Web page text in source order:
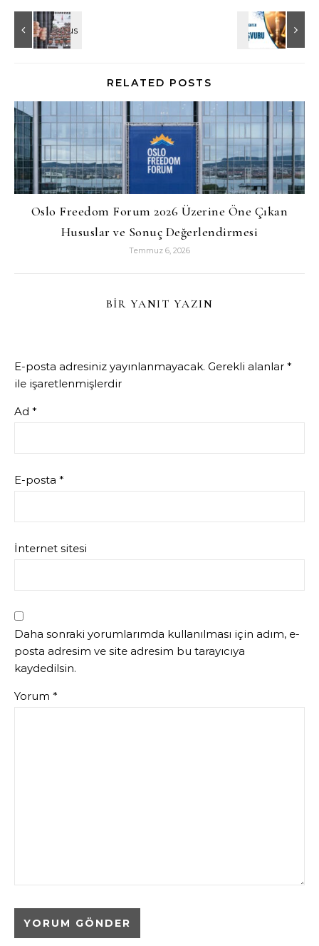
RELATED POSTS
Oslo Freedom Forum 2026 Üzerine Öne Çıkan
Hususlar ve Sonuç Değerlendirmesi
Temmuz 6, 2026
BIR YANIT YAZIN
E-posta adresiniz yayınlanmayacak. Gerekli alanlar *
ile işaretlenmişlerdir
Ad *
E-posta *
İnternet sitesi
Daha sonraki yorumlarımda kullanılması için adım, e-
posta adresim ve site adresim bu tarayıcıya
kaydedilsin.
Yorum *